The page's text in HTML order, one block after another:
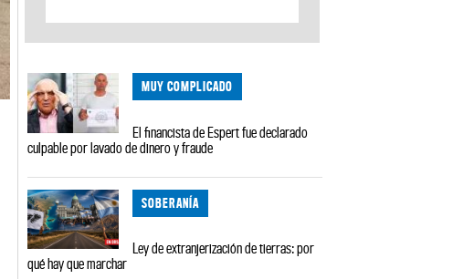
MUY COMPLICADO
El financista de Espert fue declarado
culpable por lavado de dinero y fraude
SOBERANÍA
Ley de extranjerización de tierras: por
qué hay que marchar